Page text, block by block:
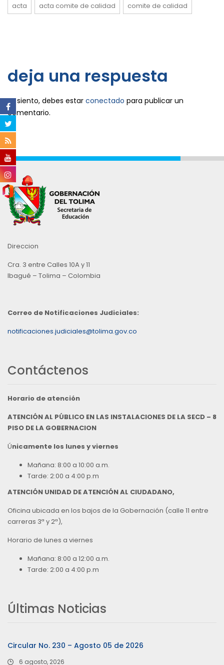
acta acta comite de calidad comite de calidad
deja una respuesta
Lo siento, debes estar conectado para publicar un
comentario.
Direccion
Cra. 3 entre Calles 10A y 11
Ibagué – Tolima – Colombia
Correo de Notificaciones Judiciales:
notificaciones.judiciales@tolima.gov.co
Contáctenos
Horario de atención
ATENCIÓN AL PÚBLICO EN LAS INSTALACIONES DE LA SECD – 8
PISO DE LA GOBERNACION
Únicamente los lunes y viernes
Mañana: 8:00 a 10:00 a.m.
Tarde: 2:00 a 4:00 p.m
ATENCIÓN UNIDAD DE ATENCIÓN AL CIUDADANO,
Oficina ubicada en los bajos de la Gobernación (calle 11 entre
carreras 3ª y 2ª),
Horario de lunes a viernes
Mañana: 8:00 a 12:00 a.m.
Tarde: 2:00 a 4:00 p.m
Últimas Noticias
Circular No. 230 – Agosto 05 de 2026
6 agosto, 2026